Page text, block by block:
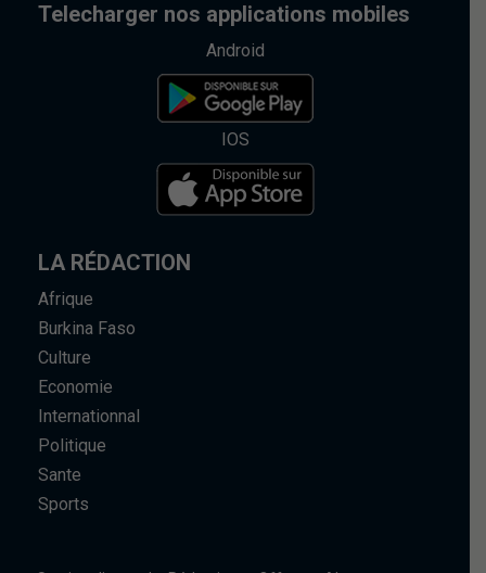
Telecharger nos applications mobiles
Android
IOS
LA RÉDACTION
Afrique
Burkina Faso
Culture
Economie
Internationnal
Politique
Sante
Sports